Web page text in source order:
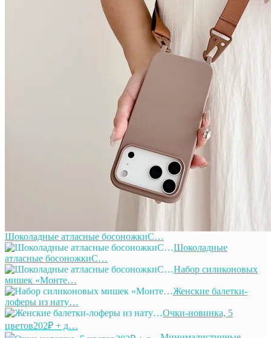
Шоколадные атласные босоножкиС…
Шоколадные
атласные босоножкиС…
Набор силиконовых
мишек «Монте…
Женские балетки-
лоферы из нату…
Очки-новинка, 5
цветов202₽ + д…